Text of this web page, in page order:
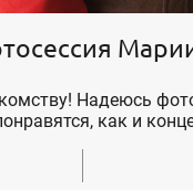
Надеюсь
как и